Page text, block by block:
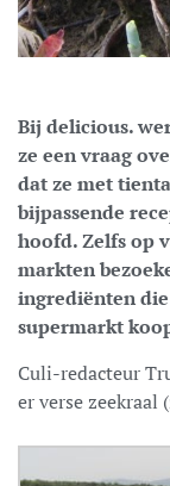
Bij delicious.
ze een vraag
dat ze met
bijpassende
hoofd. Zelfs op
markten
ingrediënten
supermarkt
Culi-redacteur
er verse zeekraal